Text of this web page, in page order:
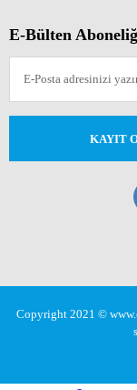
E-Bülten
KAYIT
Copyright 2021 ©